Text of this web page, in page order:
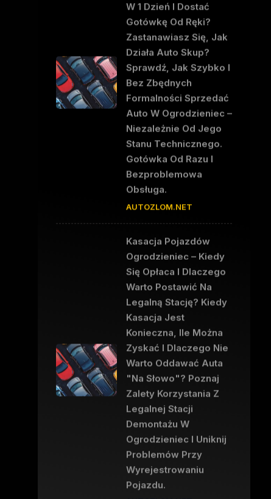
W 1 Dzień I Dostać
Gotówkę Od Ręki?
Zastanawiasz Się, Jak
Działa Auto Skup?
Sprawdź, Jak Szybko I
Bez Zbędnych
Formalności Sprzedać
Auto W Ogrodzieniec –
Niezależnie Od Jego
Stanu Technicznego.
Gotówka Od Razu I
Bezproblemowa
Obsługa.
AUTOZLOM.NET
Kasacja Pojazdów
Ogrodzieniec – Kiedy
Się Opłaca I Dlaczego
Warto Postawić Na
Legalną Stację? Kiedy
Kasacja Jest
Konieczna, Ile Można
Zyskać I Dlaczego Nie
Warto Oddawać Auta
"na Słowo"? Poznaj
Zalety Korzystania Z
Legalnej Stacji
Demontażu W
Ogrodzieniec I Uniknij
Problemów Przy
Wyrejestrowaniu
Pojazdu.